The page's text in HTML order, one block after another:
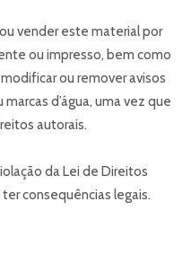
vender este material por
ou impresso, bem como
ou remover avisos
d’água, uma vez que
autorais.
da Lei de Direitos
consequências legais.